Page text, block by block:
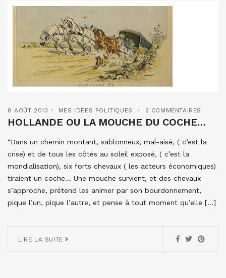
8 AOÛT 2013 MES IDÉES POLITIQUES 2 COMMENTAIRES
HOLLANDE OU LA MOUCHE DU COCHE…
“Dans un chemin montant, sablonneux, mal-aisé, ( c’est la
crise) et de tous les côtés au soleil exposé, ( c’est la
mondialisation), six forts chevaux ( les acteurs économiques)
tiraient un coche… Une mouche survient, et des chevaux
s’approche, prétend les animer par son bourdonnement,
pique l’un, pique l’autre, et pense à tout moment qu’elle […]
LIRE LA SUITE